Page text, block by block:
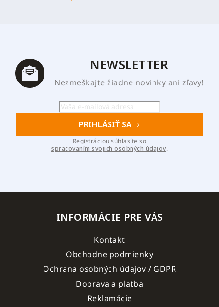
NEWSLETTER
Nezmeškajte žiadne novinky ani zľavy!
PRIHLÁSIŤ SA
spracovaním svojich osobných údajov.
INFORMÁCIE PRE VÁS
Kontakt
Obchodne podmienky
Ochrana osobných údajov / GDPR
Doprava a platba
Reklamácie